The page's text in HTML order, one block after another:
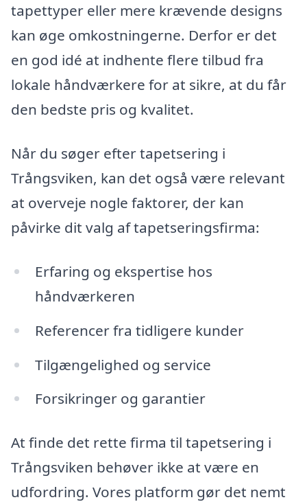
tapettyper eller mere krævende designs
kan øge omkostningerne. Derfor er det
en god idé at indhente flere tilbud fra
lokale håndværkere for at sikre, at du får
den bedste pris og kvalitet.
Når du søger efter tapetsering i
Trångsviken, kan det også være relevant
at overveje nogle faktorer, der kan
påvirke dit valg af tapetseringsfirma:
Erfaring og ekspertise hos
håndværkeren
Referencer fra tidligere kunder
Tilgængelighed og service
Forsikringer og garantier
At finde det rette firma til tapetsering i
Trångsviken behøver ikke at være en
udfordring. Vores platform gør det nemt